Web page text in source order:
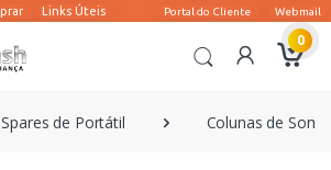
0
Spares de Portátil Colunas de Som